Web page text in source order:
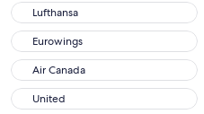
Lufthansa
Lufthansa
Eurowings
Eurowings
Air Canada
Air Canada
United
United